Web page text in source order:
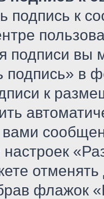
подпись к
подписи вы
подпись» в
к
настроек
флажок